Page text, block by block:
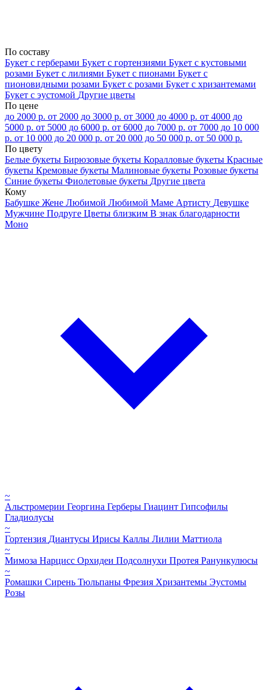
По составу
Букет с герберами Букет с гортензиями Букет с кустовыми
розами Букет с лилиями Букет с пионами Букет с
пионовидными розами Букет с розами Букет с хризантемами
Букет с эустомой Другие цветы
По цене
до 2000 р. от 2000 до 3000 р. от 3000 до 4000 р. от 4000 до
5000 р. от 5000 до 6000 р. от 6000 до 7000 р. от 7000 до 10 000
р. от 10 000 до 20 000 р. от 20 000 до 50 000 р. от 50 000 р.
По цвету
Белые букеты Бирюзовые букеты Коралловые букеты Красные
букеты Кремовые букеты Малиновые букеты Розовые букеты
Синие букеты Фиолетовые букеты Другие цвета
Кому
Бабушке Жене Любимой Любимой Маме Артисту Девушке
Мужчине Подруге Цветы близким В знак благодарности
Моно
~
Альстромерии Георгина Герберы Гиацинт Гипсофилы
Гладиолусы
~
Гортензия Диантусы Ирисы Каллы Лилии Маттиола
~
Мимоза Нарцисс Орхидеи Подсолнухи Протея Ранункулюсы
~
Ромашки Сирень Тюльпаны Фрезия Хризантемы Эустомы
Розы